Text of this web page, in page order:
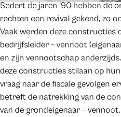
Sedert de jaren ‘90 hebben de
rechten een revival gekend, zo
Vaak werden deze constructies
bedrijfsleider – vennoot
en zijn vennootschap
deze constructies stilaan op
vraag naar de fiscale gevolgen
betreft de natrekking van de
van de grondeigenaar – vennoot.